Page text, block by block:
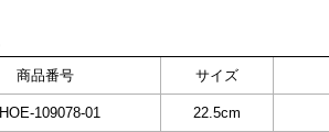
商品番号 サイズ
109078-01 22.5cm